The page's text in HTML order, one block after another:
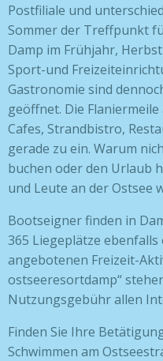
Postfiliale und
Sommer der Treffpunkt
Damp im Frühjahr,
Sport-und
Gastronomie sind
geöffnet. Die
Cafes, Strandbistro,
gerade zu ein. Warum
buchen oder den Urlaub
und Leute an der Ostsee
Bootseigner finden in
365 Liegeplätze ebenfalls
angebotenen Freizeit-
ostseeresortdamp“
Nutzungsgebühr allen
Finden Sie Ihre
Schwimmen am